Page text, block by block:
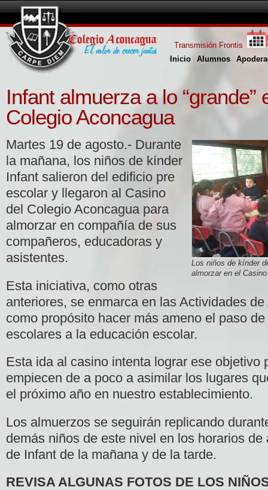
Inicio Alumnos
Transmisión Frontis
Infant almuerza a lo “grande”
Colegio Aconcagua
Los niños de kínder
almorzar en el
Martes 19 de agosto.- Durante
la mañana, los niños de kínder
Infant salieron del edificio pre
escolar y llegaron al Casino
del Colegio Aconcagua para
almorzar en compañía de sus
compañeros, educadoras y
asistentes.
Esta iniciativa, como otras
anteriores, se enmarca en las Actividades
como propósito hacer más ameno el paso
escolares a la educación escolar.
Esta ida al casino intenta lograr ese objetivo
empiecen de a poco a asimilar los lugares
el próximo año en nuestro establecimiento.
Los almuerzos se seguirán replicando
demás niños de este nivel en los horarios
de Infant de la mañana y de la tarde.
REVISA ALGUNAS FOTOS DE LOS